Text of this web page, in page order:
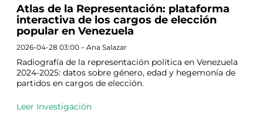
Atlas de la Representación: plataforma
interactiva de los cargos de elección
popular en Venezuela
2026-04-28 03:00 – Ana Salazar
Radiografía de la representación política en Venezuela
2024-2025: datos sobre género, edad y hegemonía de
partidos en cargos de elección.
Leer Investigación